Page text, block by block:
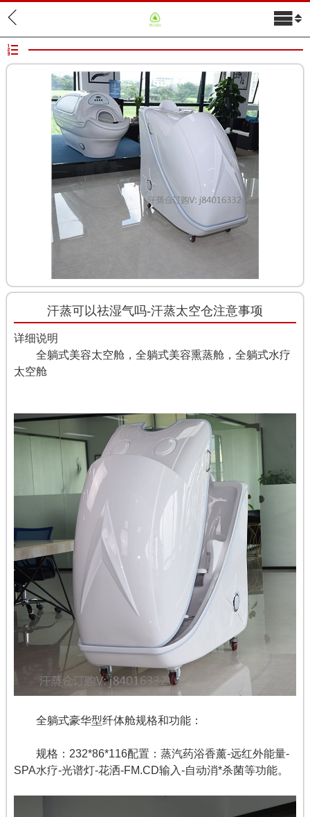
关于我们
产品展示
新闻中心
汗蒸可以祛湿气吗-汗蒸太空仓注意事项
详细说明
全躺式美容太空舱，全躺式美容熏蒸舱，全躺式水疗
太空舱
全躺式豪华型纤体舱规格和功能：
规格：232*86*116配置：蒸汽药浴香薰-远红外能量-
SPA水疗-光谱灯-花洒-FM.CD输入-自动消*杀菌等功能。